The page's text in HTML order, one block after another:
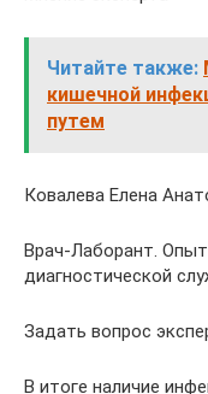
Читайте также:
кишечной
путем
Ковалева Елена
Врач-Лаборант.
диагностической
Задать вопрос
В итоге наличие